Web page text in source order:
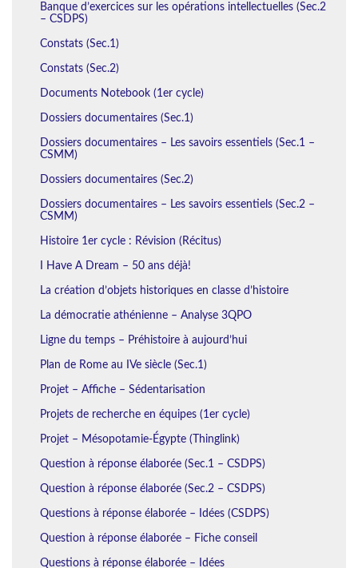
Banque d’exercices sur les opérations intellectuelles (Sec.2
– CSDPS)
Constats (Sec.1)
Constats (Sec.2)
Documents Notebook (1er cycle)
Dossiers documentaires (Sec.1)
Dossiers documentaires – Les savoirs essentiels (Sec.1 –
CSMM)
Dossiers documentaires (Sec.2)
Dossiers documentaires – Les savoirs essentiels (Sec.2 –
CSMM)
Histoire 1er cycle : Révision (Récitus)
I Have A Dream – 50 ans déjà!
La création d’objets historiques en classe d’histoire
La démocratie athénienne – Analyse 3QPO
Ligne du temps – Préhistoire à aujourd’hui
Plan de Rome au IVe siècle (Sec.1)
Projet – Affiche – Sédentarisation
Projets de recherche en équipes (1er cycle)
Projet – Mésopotamie-Égypte (Thinglink)
Question à réponse élaborée (Sec.1 – CSDPS)
Question à réponse élaborée (Sec.2 – CSDPS)
Questions à réponse élaborée – Idées (CSDPS)
Question à réponse élaborée – Fiche conseil
Questions à réponse élaborée – Idées